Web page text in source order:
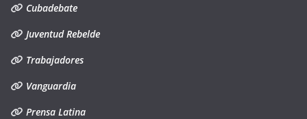
Cubadebate
Juventud Rebelde
Trabajadores
Vanguardia
Prensa Latina